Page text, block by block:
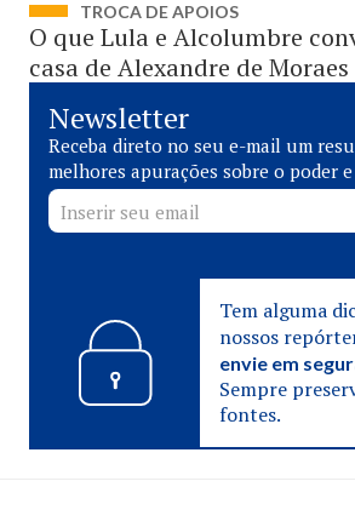
TROCA DE APOIOS
O que Lula e Alcolumbre
casa de Alexandre de Moraes
Newsletter
Receba direto no seu e-mail um
melhores apurações sobre o poder
Tem alguma
nossos
envie em
Sempre
fontes.